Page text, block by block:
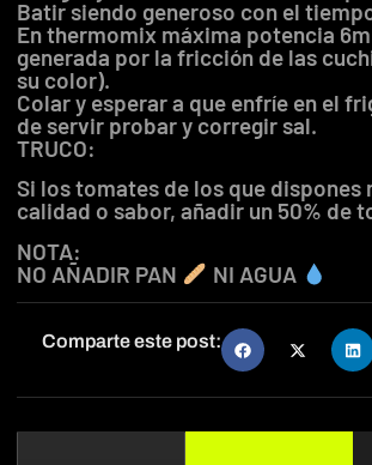
Batir siendo generoso con el
En thermomix máxima potencia
generada por la fricción de las
su color).
Colar y esperar a que enfríe en el
de servir probar y corregir sal.
TRUCO:
Si los tomates de los que dispones
calidad o sabor, añadir un 50% de
NOTA:
NO AÑADIR PAN
NI AGUA
Comparte este post: